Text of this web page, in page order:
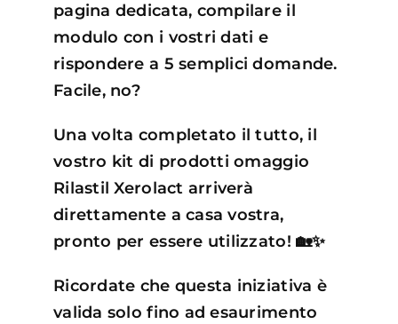
pagina dedicata, compilare il
modulo con i vostri dati e
rispondere a 5 semplici domande.
Facile, no?
Una volta completato il tutto, il
vostro kit di prodotti omaggio
Rilastil Xerolact arriverà
direttamente a casa vostra,
pronto per essere utilizzato! 🏡✨
Ricordate che questa iniziativa è
valida solo fino ad esaurimento